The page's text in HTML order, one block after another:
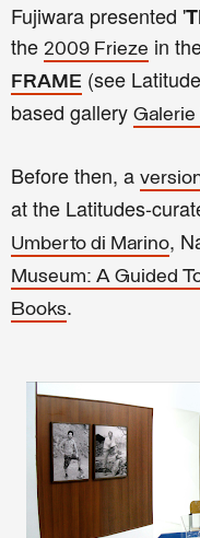
Fujiwara presented '
the 2009 Frieze in
FRAME (see
based gallery
Before then, a
at the Latitudes-
Umberto di Marino,
Museum: A Guided
Books.